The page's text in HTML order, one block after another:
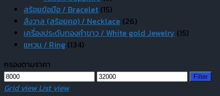
สร้อยข้อมือ / Bracelet (15)
สังวาล (สร้อยคอ) / Necklace (26)
เครื่องประดับทองคำขาว / White gold Jewelry (15)
แหวน / Ring (134)
กรองตามราคา
Min
price
Max
Filter
Grid view List view